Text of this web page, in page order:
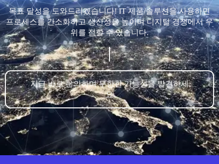
목표 달성을 도와드리겠습니다! IT 제품/솔루션을 사용하면
프로세스를 간소화하고 생산성을 높이며 디지털 경쟁에서 우
위를 점할 수 있습니다.
지금 바로 문의하여 무한한 가능성을 발견하세
요